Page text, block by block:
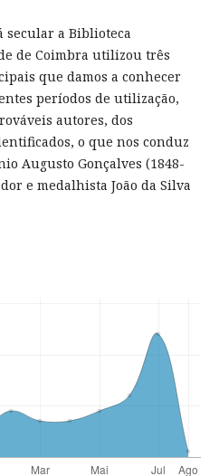
secular a Biblioteca
de Coimbra utilizou três
que damos a conhecer
períodos de utilização,
autores, dos
o que nos conduz
Augusto Gonçalves (1848-
e medalhista João da Silva